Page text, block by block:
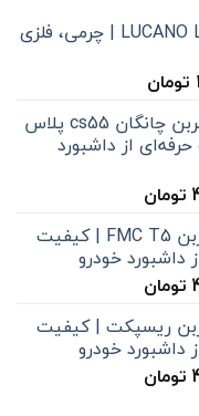
قاب ریموت طرح هرمس LUCANO L7 | چرمی، فلزی
2,000,000 تومان
تومانقیمت
1,590,000 تومان
است.
روداشبوردی سه‌ لایه طرح کربن چانگان cs55 پلاس
از داشبورد
7,000,000 تومان
تومانقیمت
4,900,000 تومان
است.
روداشبوردی سه‌لایه طرح کربن FMC T5 | کیفیت
داشبورد خودرو
7,000,000 تومان
تومانقیمت
4,900,000 تومان
است.
ریسپکت | کیفیت
داشبورد خودرو
تومانقیمت